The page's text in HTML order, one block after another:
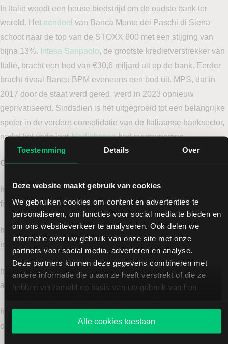
Toestemming Details Over
Deze website maakt gebruik van cookies
We gebruiken cookies om content en advertenties te
personaliseren, om functies voor social media te bieden en
om ons websiteverkeer te analyseren. Ook delen we
informatie over uw gebruik van onze site met onze
partners voor social media, adverteren en analyse.
Deze partners kunnen deze gegevens combineren met
andere informatie die u aan ze heeft verstrekt of die ze
hebben verzameld op basis van uw gebruik van hun
website blijft gebruiken.
Alle cookies toestaan
In Italië woedt een heuse biedstrijd om de oudste bank ter
wereld. Het aandeel van Banca Monte dei Paschi di Siena
schoot naar de top van de STOXX 600 met een stijging van
bijna 13%. Intesa Sanpaolo, de grootste kredietverstrekker van
Italië, bracht een bod van €30,6 miljard uit op de bank. Eerder
bracht rivaal Banco BPM eveneens een bod uit. MPS, dat in
2017 door de staat werd gered, werd in 2023 opnieuw
geprivatiseerd. Sindsdien is het uitgegroeid tot een belangrijke
speler in de verdere consolidatie van de Italiaanse banksector,
nadat het vorig jaarMediobancahad overgenomen.
Gebruikte bronnen
https://www.cnbc.com/2026/06/08/openai-confidentially-files-
for-ipo-prepping-wall-street-for-ai-debut.html
https://www.cnbc.com/2026/06/09/china-trade-exports-imports-
iran-war.html
https://www.cnbc.com/2026/06/09/asia-tech-stocks-rebound-
after-wall-street-chip-shares-recover-.html
https://www.cnbc.com/2026/06/08/bidding-war-erupts-worlds-
oldest-bank-intesa-gatecrashes-bpm-bid.html